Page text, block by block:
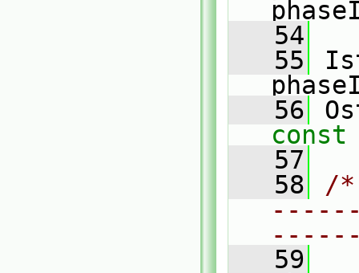
   54
   55
   56
const
   57
   58
/
   59